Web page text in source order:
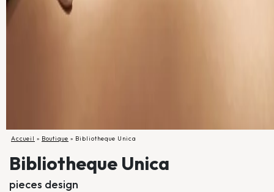
Accueil » Boutique » Bibliotheque Unica
Bibliotheque Unica
pieces design